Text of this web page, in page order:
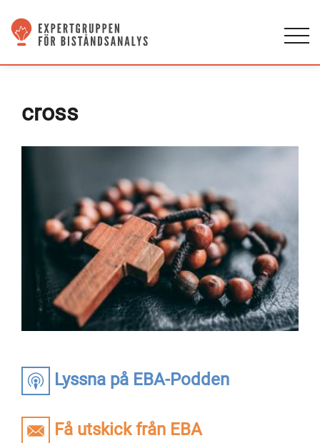
Lyssna på EBA-Podden
Få utskick från EBA
cross